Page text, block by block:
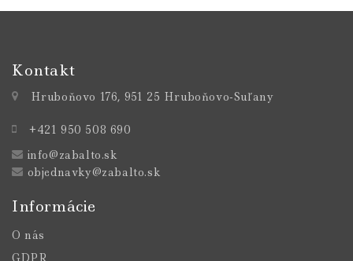
Kontakt
Hruboňovo 176, 951 25 Hruboňovo-Suľany
+421 950 508 690
info@zabalto.sk
objednavky@zabalto.sk
Informácie
O nás
GDPR